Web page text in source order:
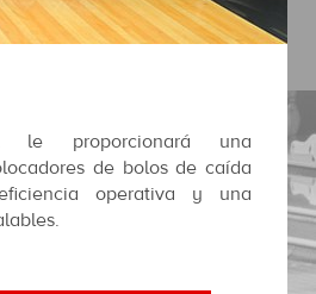
le proporcionará una
de bolos de caída
operativa y una